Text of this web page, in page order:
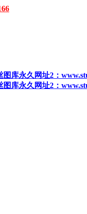
库永久网址2：
库永久网址2：